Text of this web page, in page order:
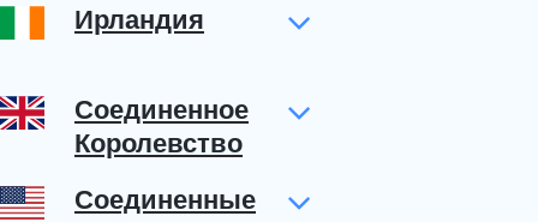
Ирландия
Соединенное
Королевство
Соединенные